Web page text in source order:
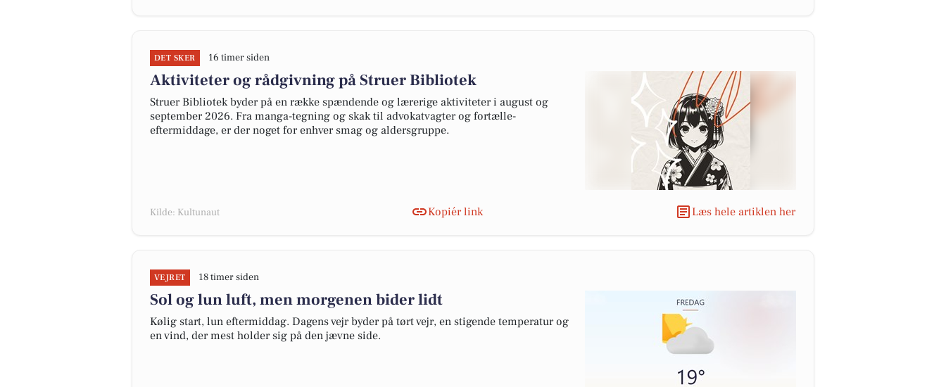
DET SKER 16 timer siden
Aktiviteter og rådgivning på Struer Bibliotek
Struer Bibliotek byder på en række spændende og lærerige aktiviteter i august og
september 2026. Fra manga-tegning og skak til advokatvagter og fortælle-
eftermiddage, er der noget for enhver smag og aldersgruppe.
Kilde: Kultunaut Kopiér link Læs hele artiklen her
VEJRET 18 timer siden
Sol og lun luft, men morgenen bider lidt
Kølig start, lun eftermiddag. Dagens vejr byder på tørt vejr, en stigende temperatur og
en vind, der mest holder sig på den jævne side.